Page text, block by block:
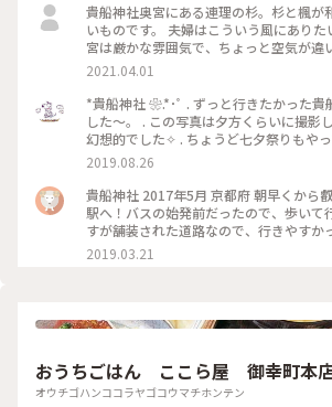
貴船神社奥宮にある連理の杉。杉と楓が
いものです。 夫婦はこういう風にありた
宮は厳かな雰囲気で、ちょっと空気が違
で行かれたら、是非行ってみてほしいです
2021.04.01
*貴船神社 ❀.*･ﾟ . ずっと行きたかった貴
した～。 . この写真は夕方くらいに撮影
幻想的でした✧︎ . ちょうど七夕祭りもや
夕がたくさんありました🎋✧̣̥̇ . #貴船神社 #神社巡
とき #夏旅2019
2019.08.26
貴船神社 2017年5月 京都府 朝早くから
駅へ！バスの始発前だったので、歩いて
すが舗装された道路なので、行きやすか
の少ないシーンとした空気を味わえたの
印ももらえて大満足でした☺️ 京都旅行は
2019.03.21
おうちごはん ここら屋 御幸町本
オウチゴハンココラヤゴコウマチホンテン